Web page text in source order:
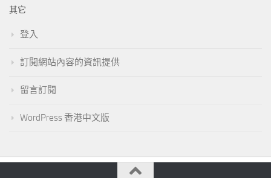
其它
登入
訂閱網站內容的資訊提供
留言訂閱
WordPress 香港中文版